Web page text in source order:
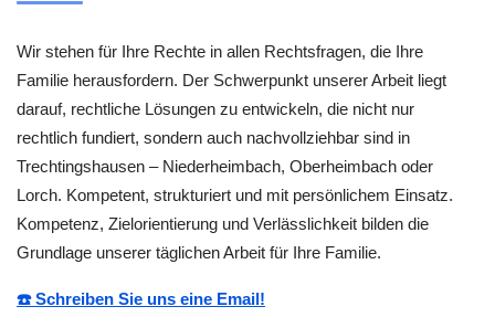
Wir stehen für Ihre Rechte in allen Rechtsfragen, die Ihre
Familie herausfordern. Der Schwerpunkt unserer Arbeit liegt
darauf, rechtliche Lösungen zu entwickeln, die nicht nur
rechtlich fundiert, sondern auch nachvollziehbar sind in
Trechtingshausen – Niederheimbach, Oberheimbach oder
Lorch. Kompetent, strukturiert und mit persönlichem Einsatz.
Kompetenz, Zielorientierung und Verlässlichkeit bilden die
Grundlage unserer täglichen Arbeit für Ihre Familie.
☎️ Schreiben Sie uns eine Email!